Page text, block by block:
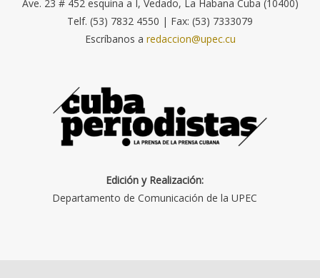
Ave. 23 # 452 esquina a I, Vedado, La Habana Cuba (10400)
Telf. (53) 7832 4550 | Fax: (53) 7333079
Escríbanos a redaccion@upec.cu
Edición y Realización:
Departamento de Comunicación de la UPEC